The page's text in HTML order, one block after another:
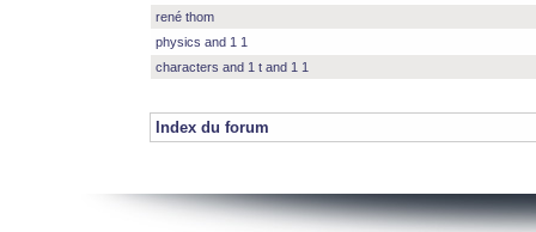
rené thom
physics and 1 1
characters and 1 t and 1 1
Index du forum